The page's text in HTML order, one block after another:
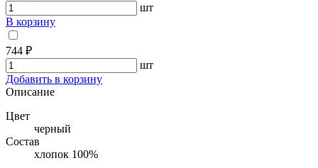
шт
В корзину
744 ₽
шт
Добавить в корзину
Описание
Цвет
черный
Состав
хлопок 100%